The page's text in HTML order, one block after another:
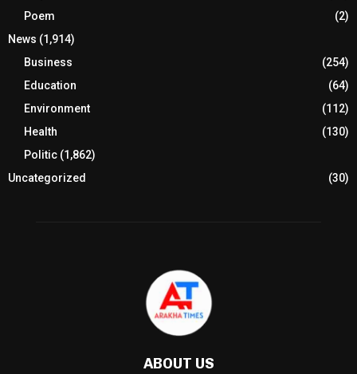
Poem
(2)
News (1,914)
Business
(254)
Education
(64)
Environment
(112)
Health
(130)
Politic (1,862)
Uncategorized
(30)
ABOUT US